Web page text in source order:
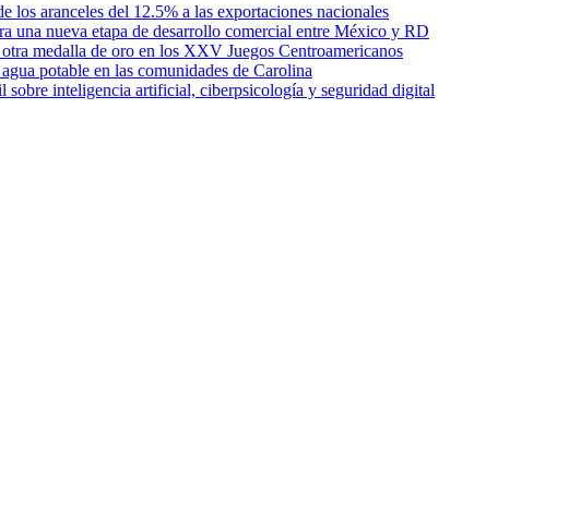
los aranceles del 12.5% a las exportaciones nacionales
una nueva etapa de desarrollo comercial entre México y RD
medalla de oro en los XXV Juegos Centroamericanos
potable en las comunidades de Carolina
inteligencia artificial, ciberpsicología y seguridad digital